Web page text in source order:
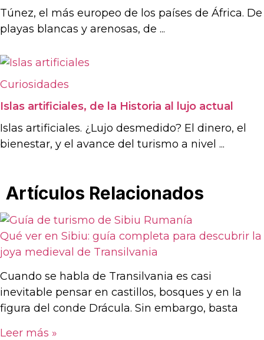
Túnez, el más europeo de los países de África. De
playas blancas y arenosas, de ...
Curiosidades
Islas artificiales, de la Historia al lujo actual
Islas artificiales. ¿Lujo desmedido? El dinero, el
bienestar, y el avance del turismo a nivel ...
Artículos Relacionados
Qué ver en Sibiu: guía completa para descubrir la
joya medieval de Transilvania
Cuando se habla de Transilvania es casi
inevitable pensar en castillos, bosques y en la
figura del conde Drácula. Sin embargo, basta
Leer más »